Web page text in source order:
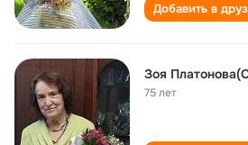
Добавить в
Зоя
75 лет